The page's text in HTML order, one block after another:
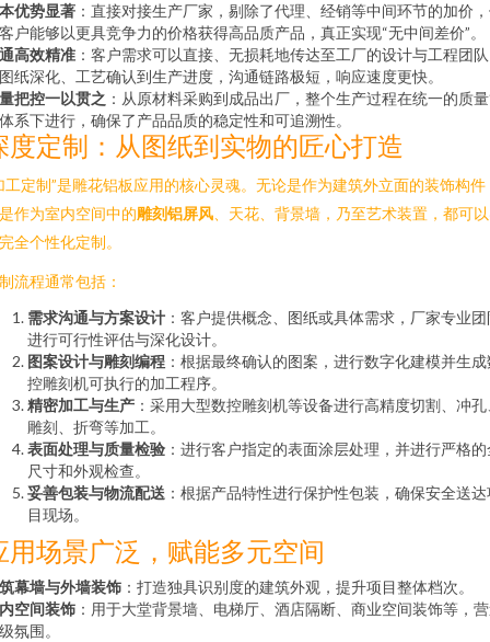
优势显著 ：直接对接生产厂家，剔除了代理、经销等中间环节的加价
户能够以更具竞争力的价格获得高品质产品，真正实现“无中间差价”。
高效精准 ：客户需求可以直接、无损耗地传达至工厂的设计与工程团
纸深化、工艺确认到生产进度，沟通链路极短，响应速度更快。
把控一以贯之 ：从原材料采购到成品出厂，整个生产过程在统一的质
系下进行，确保了产品品质的稳定性和可追溯性。
度定制：从图纸到实物的匠心打造
工定制”是雕花铝板应用的核心灵魂。无论是作为建筑外立面的装饰构件
作为室内空间中的雕刻铝屏风 、天花、背景墙，乃至艺术装置，都可
全个性化定制。
流程通常包括：
需求沟通与方案设计 ：客户提供概念、图纸或具体需求，厂家专业
进行可行性评估与深化设计。
图案设计与雕刻编程 ：根据最终确认的图案，进行数字化建模并生
控雕刻机可执行的加工程序。
精密加工与生产 ：采用大型数控雕刻机等设备进行高精度切割、冲孔
雕刻、折弯等加工。
表面处理与质量检验 ：进行客户指定的表面涂层处理，并进行严格
尺寸和外观检查。
妥善包装与物流配送 ：根据产品特性进行保护性包装，确保安全送
目现场。
用场景广泛，赋能多元空间
幕墙与外墙装饰 ：打造独具识别度的建筑外观，提升项目整体档次。
空间装饰 ：用于大堂背景墙、电梯厅、酒店隔断、商业空间装饰等，
氛围。